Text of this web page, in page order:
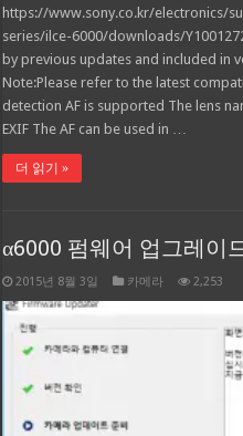
https://www.sony.co.kr/electronics/
series/ilce-6000/downloads/
by previous updates and included in
Note:Please refer to the latest
detection AF is supported The lens
EXIF The AF can be used in …
더 읽기 »
α6000 펌웨어 업그레이
2015년 8월 3일 카메라 2,253